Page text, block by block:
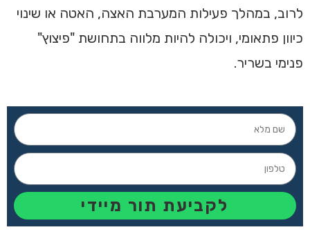
לרוב, במהלך פעילות המערבת האצה, האטה או שינוי
כיוון פתאומי, ויכולה להיות מלווה בתחושת "פיצוץ"
פנימי בשריר.
לקביעת תור מיידי